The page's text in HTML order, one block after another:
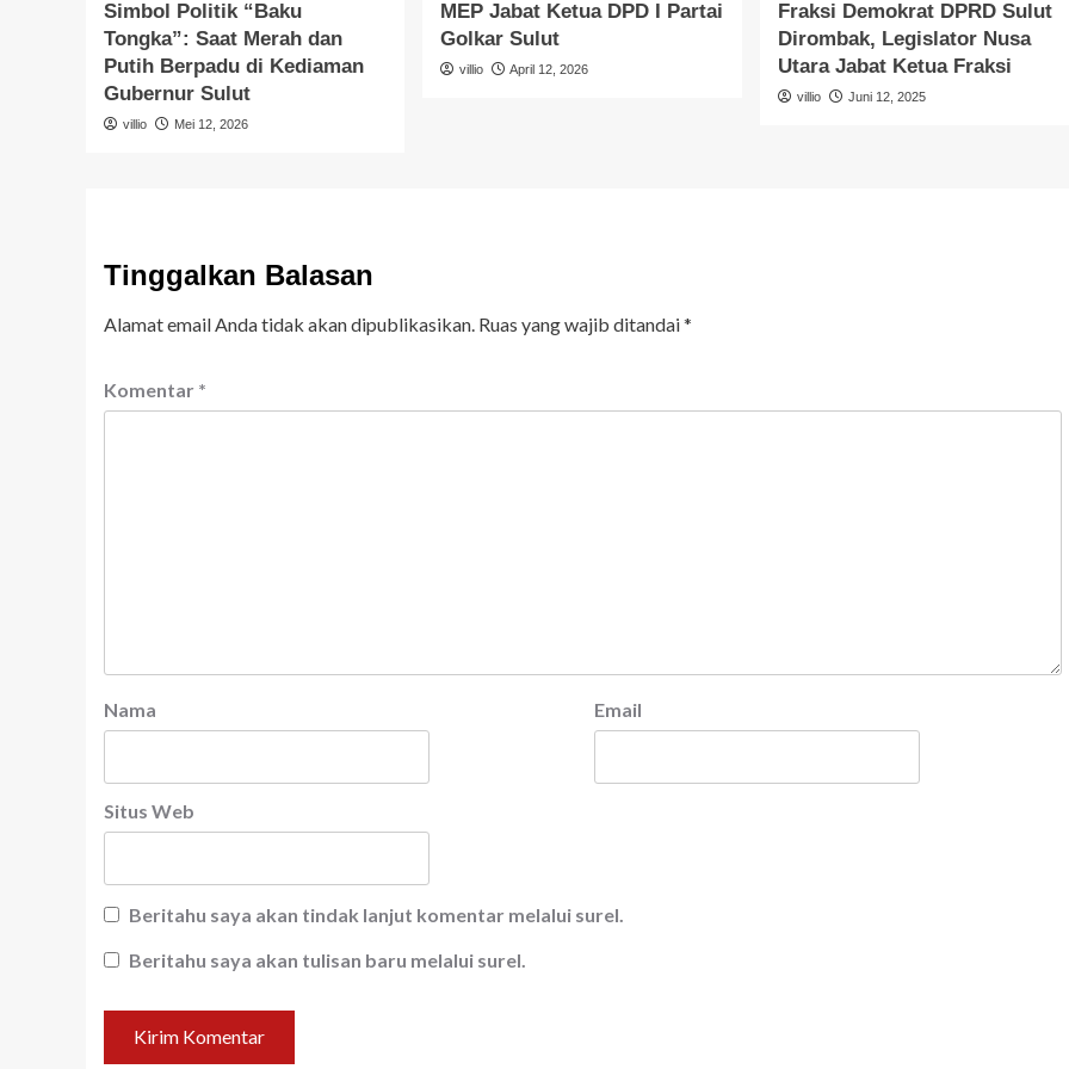
Simbol Politik “Baku
Tongka”: Saat Merah dan
Putih Berpadu di Kediaman
Gubernur Sulut
villio Mei 12, 2026
MEP Jabat Ketua DPD I Partai
Golkar Sulut
villio April 12, 2026
Fraksi Demokrat DPRD Sulut
Dirombak, Legislator Nusa
Utara Jabat Ketua Fraksi
villio Juni 12, 2025
Tinggalkan Balasan
Alamat email Anda tidak akan dipublikasikan. Ruas yang wajib ditandai*
Komentar *
Nama Email
Situs Web
Beritahu saya akan tindak lanjut komentar melalui surel.
Beritahu saya akan tulisan baru melalui surel.